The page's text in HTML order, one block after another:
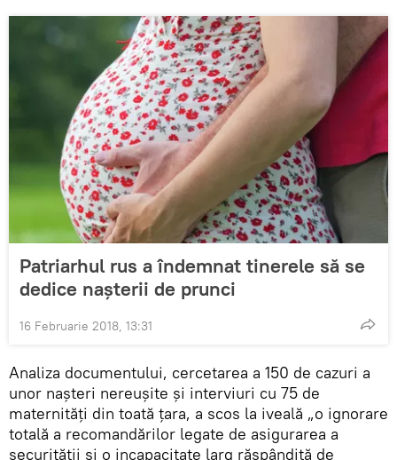
Patriarhul rus a îndemnat tinerele să se
dedice nașterii de prunci
16 Februarie 2018, 13:31
Analiza documentului, cercetarea a 150 de cazuri a
unor nașteri nereușite și interviuri cu 75 de
maternități din toată țara, a scos la iveală „o ignorare
totală a recomandărilor legate de asigurarea a
securității și o incapacitate larg răspândită de